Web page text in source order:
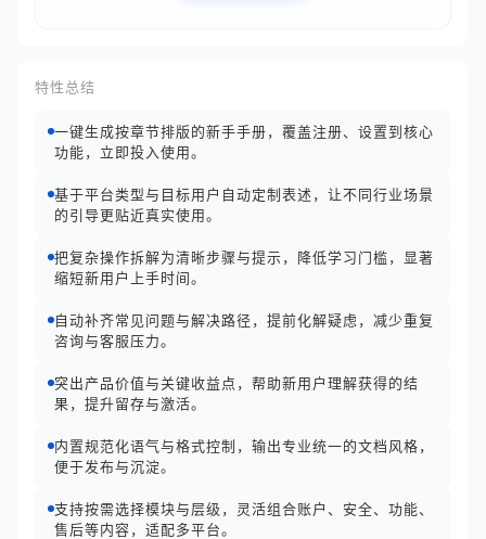
特性总结
一键生成按章节排版的新手手册，覆盖注册、设置到核心
功能，立即投入使用。
基于平台类型与目标用户自动定制表述，让不同行业场景
的引导更贴近真实使用。
把复杂操作拆解为清晰步骤与提示，降低学习门槛，显著
缩短新用户上手时间。
自动补齐常见问题与解决路径，提前化解疑虑，减少重复
咨询与客服压力。
突出产品价值与关键收益点，帮助新用户理解获得的结
果，提升留存与激活。
内置规范化语气与格式控制，输出专业统一的文档风格，
便于发布与沉淀。
支持按需选择模块与层级，灵活组合账户、安全、功能、
售后等内容，适配多平台。